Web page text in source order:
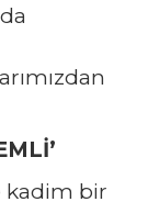
kadim bir